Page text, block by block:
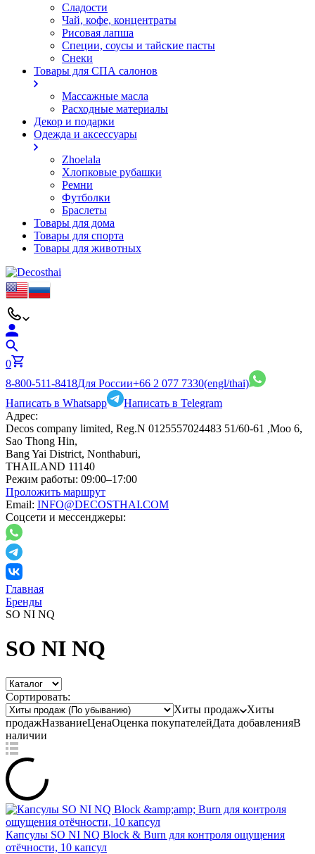
Сладости
Чай, кофе, концентраты
Рисовая лапша
Специи, соусы и тайские пасты
Снеки
Товары для СПА салонов
Массажные масла
Расходные материалы
Декор и подарки
Одежда и аксессуары
Zhoelala
Хлопковые рубашки
Ремни
Футболки
Браслеты
Товары для дома
Товары для спорта
Товары для животных
0
8-800-511-8418Для России+66 2 077 7330(engl/thai)
Написать в Whatsapp
Написать в Telegram
Адрес:
Decos company limited, Reg.N 0125557024483 51/60-61 ,Moo 6,
Sao Thong Hin,
Bang Yai District, Nonthaburi,
THAILAND 11140
Режим работы: 09:00–17:00
Проложить маршрут
Email: INFO@DECOSTHAI.COM
Соцсети и мессенджеры:
Главная
Бренды
SO NI NQ
SO NI NQ
Сортировать:
Хиты продаж
Хиты
продажНазваниеЦенаОценка покупателейДата добавленияВ
наличии
Капсулы SO NI NQ Block & Burn для контроля ощущения
отёчности, 10 капсул